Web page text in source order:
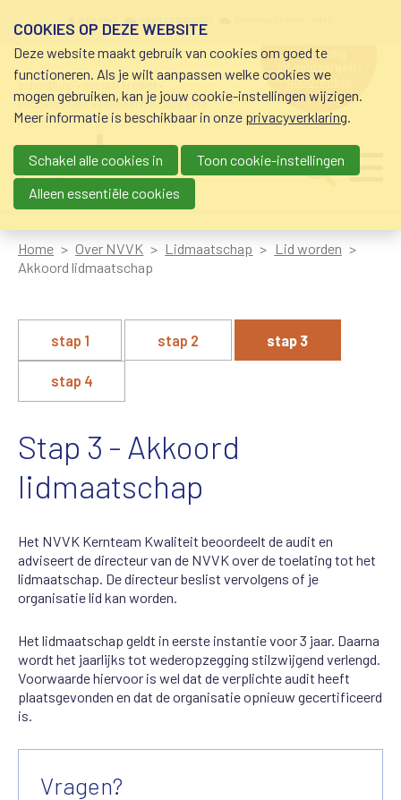
schuldhulp • sociaal krediet •
budgetbeheer • beschermingsbewind
hulp nodig
bij geldzorgen?
0800-8115.nl
Main navigation
Home Over NVVK Lidmaatschap
Lid worden
Akkoord lidmaatschap
stap 1 stap 2 stap 3
stap 4
Stap 3 - Akkoord
lidmaatschap
Het NVVK Kernteam Kwaliteit beoordeelt de audit en
adviseert de directeur van de NVVK over de toelating tot het
lidmaatschap. De directeur beslist vervolgens of je
organisatie lid kan worden.
Het lidmaatschap geldt in eerste instantie voor 3 jaar. Daarna
wordt het jaarlijks tot wederopzegging stilzwijgend verlengd.
Voorwaarde hiervoor is wel dat de verplichte audit heeft
plaatsgevonden en dat de organisatie opnieuw gecertificeerd
is.
Vragen?
COOKIES OP DEZE WEBSITE
Deze website maakt gebruik van cookies om goed te
functioneren. Als je wilt aanpassen welke cookies we
mogen gebruiken, kan je jouw cookie-instellingen wijzigen.
Meer informatie is beschikbaar in onze privacyverklaring.
Schakel alle cookies in
Toon cookie-instellingen
Alleen essentiële cookies